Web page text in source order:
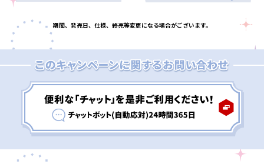
期間、発売日、仕様、終売等変更になる場合がございます。